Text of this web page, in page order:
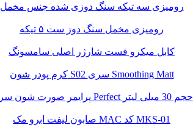
رومیزی سه تیکه سنگ دوزی شده جنس مخمل
رومیزی مخمل سنگ دوز ست ۵ تیکه
کابل میکرو فست شارژر اصلی سامسونگ
کرم پودر شون S02 سری Smoothing Matt
پرایمر صورت شون سری Perfect حجم 30 میلی لیتر
صابون لیفت ابرو مک MAC کد MKS-01